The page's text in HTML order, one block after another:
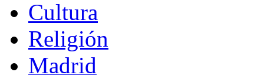
Cultura
Religión
Madrid